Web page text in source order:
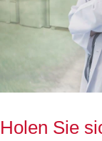
Holen Sie